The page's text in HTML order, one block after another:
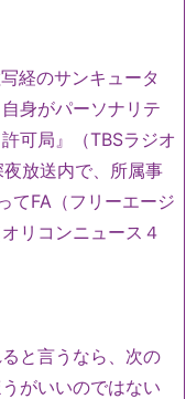
経のサンキュータ
身がパーソナリテ
可局』（TBSラジオ
放送内で、所属事
てFA（フリーエージ
リコンニュース４
と言うなら、次の
がいいのではない